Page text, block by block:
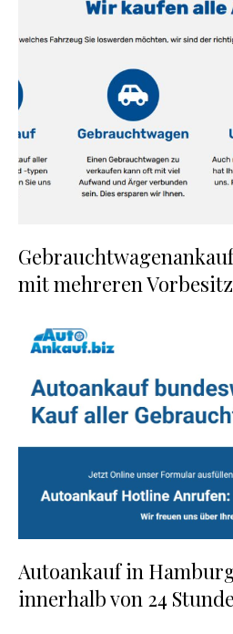
mit mehreren
Autoankauf in
innerhalb von 24